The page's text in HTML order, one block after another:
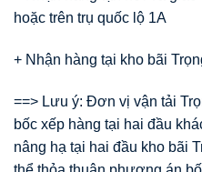
hoặc trên trụ quốc lộ 1A
+ Nhận hàng tại kho bãi
==> Lưu ý: Đơn vị vận tải
bốc xếp hàng tại hai đầu
nâng hạ tại hai đầu kho bãi